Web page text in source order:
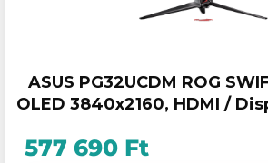
ASUS PG32UCDM ROG
OLED 3840x2160, HDMI /
577 690 Ft